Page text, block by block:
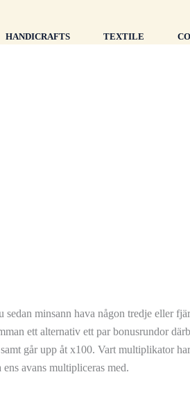
HANDICRAFTS TEXTILE
minsann hava någon tredje eller
ett alternativ ett par bonusrundor
går upp åt x100. Vart multiplikator
avans multipliceras med.